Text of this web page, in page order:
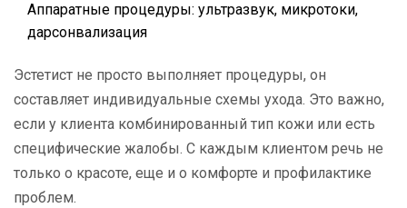
Аппаратные процедуры: ультразвук, микротоки,
дарсонвализация
Эстетист не просто выполняет процедуры, он
составляет индивидуальные схемы ухода. Это важно,
если у клиента комбинированный тип кожи или есть
специфические жалобы. С каждым клиентом речь не
только о красоте, еще и о комфорте и профилактике
проблем.